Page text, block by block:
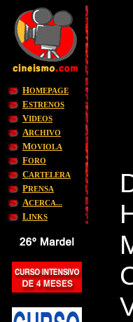
HOMEPAGE
ESTRENOS
VIDEOS
ARCHIVO
MOVIOLA
FORO
CARTELERA
PRENSA
ACERCA...
LINKS